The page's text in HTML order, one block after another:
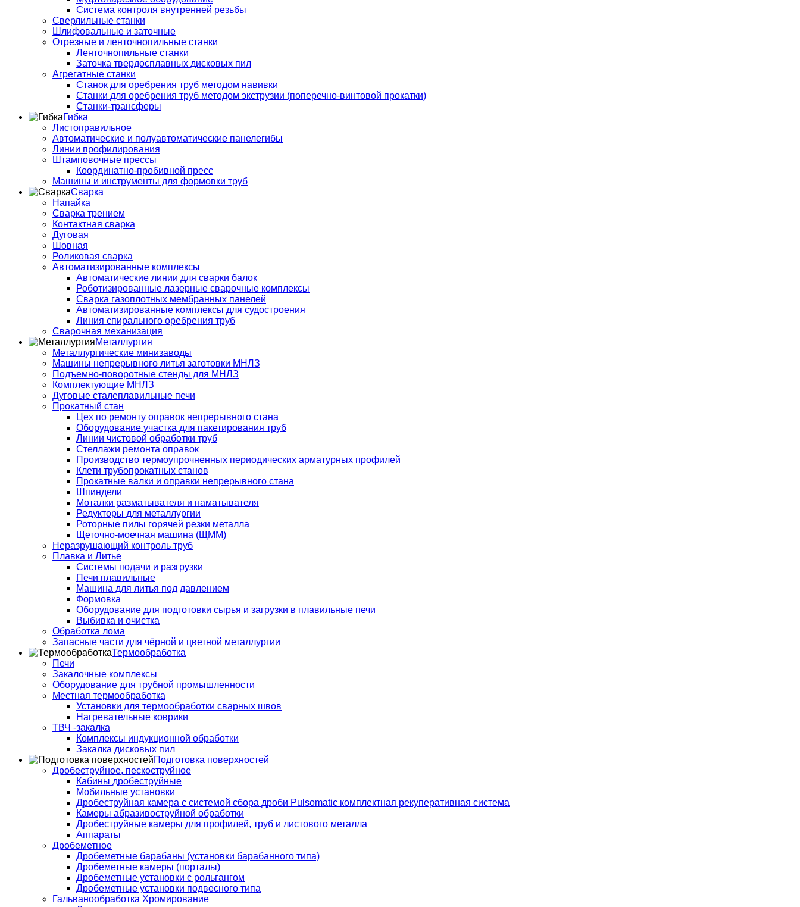
Система контроля внутренней резьбы
Сверлильные станки
Шлифовальные и заточные
Отрезные и ленточнопильные станки
Ленточнопильные станки
Заточка твердосплавных дисковых пил
Агрегатные станки
Станок для оребрения труб методом навивки
Станки для оребрения труб методом экструзии (поперечно-винтовой прокатки)
Станки-трансферы
Гибка
Листоправильное
Автоматические и полуавтоматические панелегибы
Линии профилирования
Штамповочные прессы
Координатно-пробивной пресс
Машины и инструменты для формовки труб
Сварка
Напайка
Сварка трением
Контактная сварка
Дуговая
Шовная
Роликовая сварка
Автоматизированные комплексы
Автоматические линии для сварки балок
Роботизированные лазерные сварочные комплексы
Сварка газоплотных мембранных панелей
Автоматизированные комплексы для судостроения
Линия спирального оребрения труб
Сварочная механизация
Металлургия
Металлургические минизаводы
Машины непрерывного литья заготовки МНЛЗ
Подъемно-поворотные стенды для МНЛЗ
Комплектующие МНЛЗ
Дуговые сталеплавильные печи
Прокатный стан
Цех по ремонту оправок непрерывного стана
Оборудование участка для пакетирования труб
Линии чистовой обработки труб
Стеллажи ремонта оправок
Производство термоупрочненных периодических арматурных профилей
Клети трубопрокатных станов
Прокатные валки и оправки непрерывного стана
Шпиндели
Моталки разматывателя и наматывателя
Редукторы для металлургии
Роторные пилы горячей резки металла
Щеточно-моечная машина (ЩММ)
Неразрушающий контроль труб
Плавка и Литье
Системы подачи и разгрузки
Печи плавильные
Машина для литья под давлением
Формовка
Оборудование для подготовки сырья и загрузки в плавильные печи
Выбивка и очистка
Обработка лома
Запасные части для чёрной и цветной металлургии
Термообработка
Печи
Закалочные комплексы
Оборудование для трубной промышленности
Местная термообработка
Установки для термообработки сварных швов
Нагревательные коврики
ТВЧ -закалка
Комплексы индукционной обработки
Закалка дисковых пил
Подготовка поверхностей
Дробеструйное, пескоструйное
Кабины дробеструйные
Мобильные установки
Дробеструйная камера с системой сбора дроби Pulsomatic комплектная рекуперативная система
Камеры абразивоструйной обработки
Дробеструйные камеры для профилей, труб и листового металла
Аппараты
Дробеметное
Дробеметные барабаны (установки барабанного типа)
Дробеметные камеры (порталы)
Дробеметные установки с рольгангом
Дробеметные установки подвесного типа
Гальванообработка Хромирование